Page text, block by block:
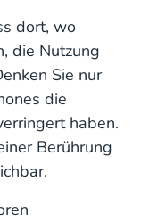
dort, wo
die Nutzung
Sie nur
die
haben.
Berührung